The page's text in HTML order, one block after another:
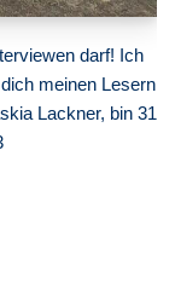
darf! Ich
meinen Lesern
Lackner, bin 31